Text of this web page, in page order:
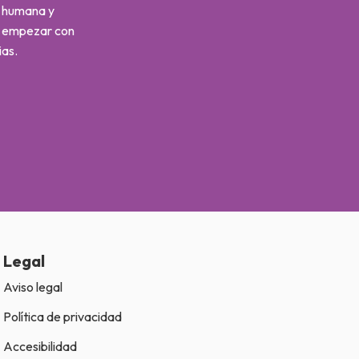
y
con
Legal
Aviso legal
Política de privacidad
Accesibilidad